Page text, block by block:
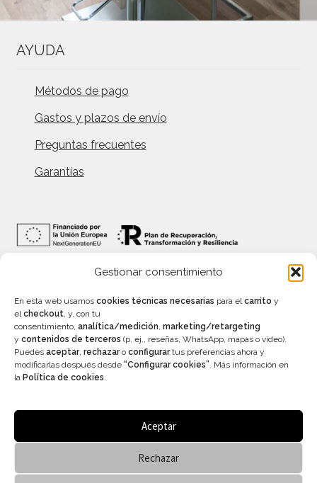
Gestionar consentimiento
En esta web usamos cookies técnicas necesarias para elcarrito y
elcheckout, y, con tu
consentimiento, analítica/medición, marketing/retargeting
y contenidos de terceros (p. ej., reseñas, WhatsApp, mapas o vídeo).
Puedes aceptar, rechazaro configurartus preferencias ahora y
modificarlas después desde “Configurar cookies”. Más información en
la Política de cookies.
Aceptar
Rechazar
AYUDA
Métodos de pago
Gastos y plazos de envío
Preguntas frecuentes
Garantías
INFORMACIÓN
Precios con IVA incluído – Válidos salvo error
tipográfico
Aviso legal–Política de privacidad